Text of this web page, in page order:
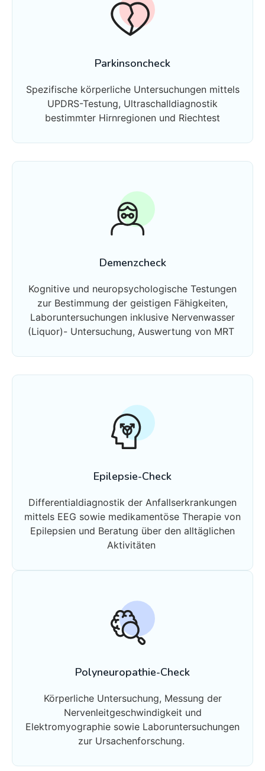
Parkinsoncheck
Spezifische körperliche Untersuchungen mittels
UPDRS-Testung, Ultraschalldiagnostik
bestimmter Hirnregionen und Riechtest
Demenzcheck
Kognitive und neuropsychologische Testungen
zur Bestimmung der geistigen Fähigkeiten,
Laboruntersuchungen inklusive Nervenwasser
(Liquor)- Untersuchung, Auswertung von MRT
Epilepsie-Check
Differentialdiagnostik der Anfallserkrankungen
mittels EEG sowie medikamentöse Therapie von
Epilepsien und Beratung über den alltäglichen
Aktivitäten
Polyneuropathie-Check
Körperliche Untersuchung, Messung der
Nervenleitgeschwindigkeit und
Elektromyographie sowie Laboruntersuchungen
zur Ursachenforschung.